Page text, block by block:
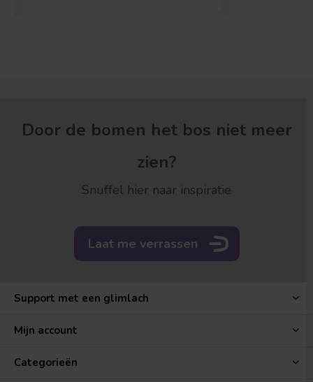
Door de bomen het bos niet meer
zien?
Snuffel hier naar inspiratie
Laat me verrassen
Support met een glimlach
Mijn account
Categorieën